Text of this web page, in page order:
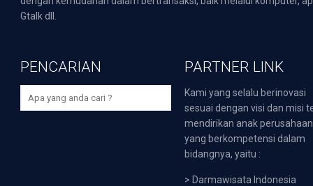
Gtalk dll.
PENCARIAN PARTNER LINK
Kami yang selalu berinovasi
sesuai dengan visi dan misi
mendirikan anak perusahaan
yang berkompetensi dalam
bidangnya, yaitu :
> Darmawisata Indonesia